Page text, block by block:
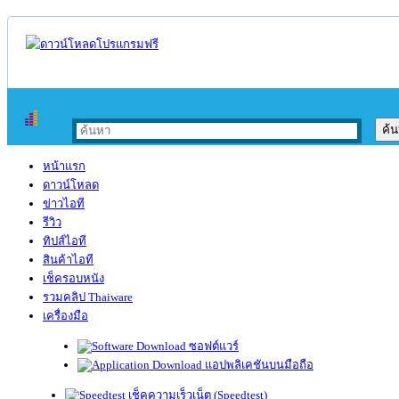
หน้าแรก
ดาวน์โหลด
ข่าวไอที
รีวิว
ทิปส์ไอที
สินค้าไอที
เช็ครอบหนัง
รวมคลิป Thaiware
เครื่องมือ
ซอฟต์แวร์
แอปพลิเคชันบนมือถือ
เช็คความเร็วเน็ต (Speedtest)